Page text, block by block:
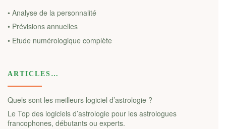
• Analyse de la personnalité
• Prévisions annuelles
• Etude numérologique complète
ARTICLES…
Quels sont les meilleurs logiciel d’astrologie ?
Le Top des logiciels d’astrologie pour les astrologues
francophones, débutants ou experts.